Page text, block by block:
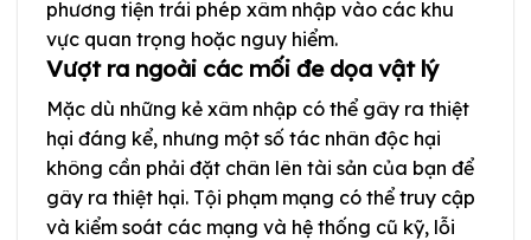
phương tiện trái phép xâm nhập vào các khu
vực quan trọng hoặc nguy hiểm.
Vượt ra ngoài các mối đe dọa vật lý
Mặc dù những kẻ xâm nhập có thể gây ra thiệt
hại đáng kể, nhưng một số tác nhân độc hại
không cần phải đặt chân lên tài sản của bạn để
gây ra thiệt hại. Tội phạm mạng có thể truy cập
và kiểm soát các mạng và hệ thống cũ kỹ, lỗi